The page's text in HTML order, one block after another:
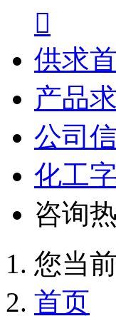

供求
产品
公司
化工
咨询
您当
首页